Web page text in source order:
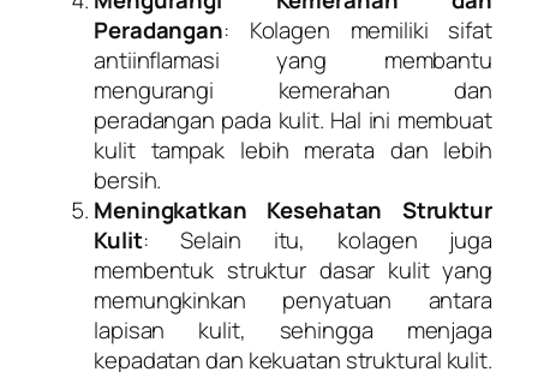
Peradangan: Kolagen memiliki sifat
antiinflamasi yang membantu
mengurangi kemerahan dan
peradangan pada kulit. Hal ini membuat
kulit tampak lebih merata dan lebih
bersih.
Meningkatkan Kesehatan Struktur
Kulit: Selain itu, kolagen juga
membentuk struktur dasar kulit yang
memungkinkan penyatuan antara
lapisan kulit, sehingga menjaga
kepadatan dan kekuatan struktural kulit.